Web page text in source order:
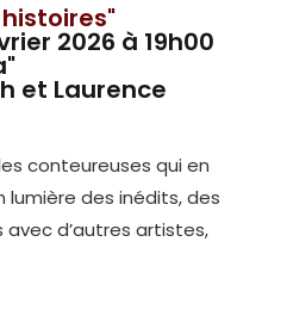
2026 à 19h00
et Laurence
conteureuses qui en
des inédits, des
d’autres artistes,